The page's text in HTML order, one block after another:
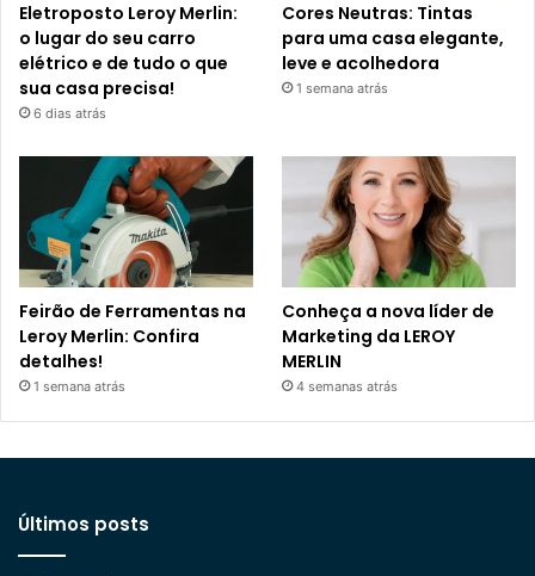
Eletroposto Leroy Merlin:
o lugar do seu carro
elétrico e de tudo o que
sua casa precisa!
6 dias atrás
Cores Neutras: Tintas
para uma casa elegante,
leve e acolhedora
1 semana atrás
Feirão de Ferramentas na
Leroy Merlin: Confira
detalhes!
1 semana atrás
Conheça a nova líder de
Marketing da LEROY
MERLIN
4 semanas atrás
Últimos posts